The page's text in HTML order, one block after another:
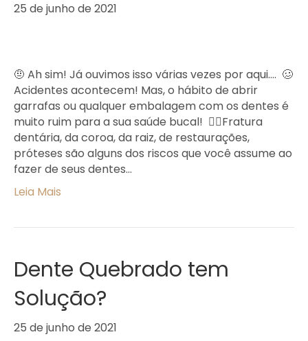
25 de junho de 2021
🤨 Ah sim! Já ouvimos isso várias vezes por aqui….⁣ ⁣ 🥴
Acidentes acontecem! Mas, o hábito de abrir
garrafas ou qualquer embalagem com os dentes é
muito ruim para a sua saúde bucal!⁣ ⁣ 👉🏻Fratura
dentária, da coroa, da raiz, de restaurações,
próteses são alguns dos riscos que você assume ao
fazer de seus dentes…
Leia Mais
Dente Quebrado tem
Solução?
25 de junho de 2021